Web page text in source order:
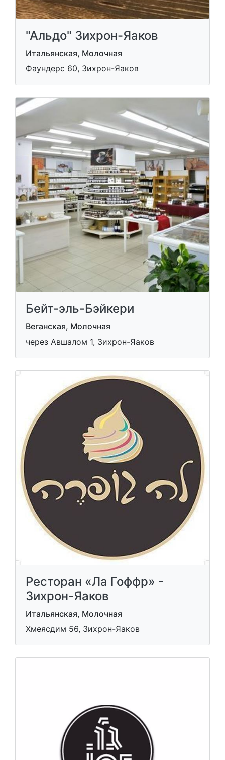
"Альдо" Зихрон-Яаков
Итальянская, Молочная
Фаундерс 60, Зихрон-Яаков
Бейт-эль-Бэйкери
Веганская, Молочная
через Авшалом 1, Зихрон-Яаков
Ресторан «Ла Гоффр» -
Зихрон-Яаков
Итальянская, Молочная
Хмеясдим 56, Зихрон-Яаков